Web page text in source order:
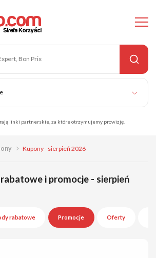
linki partnerskie, za które otrzymujemy prowizję.
Kupony - sierpień 2026
i promocje - sierpień
rabatowe Promocje Oferty